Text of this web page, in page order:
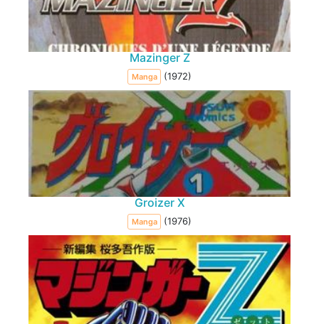
Mazinger Z
Manga (1972)
Groizer X
Manga (1976)